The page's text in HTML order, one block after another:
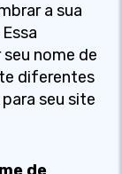
a sua
nome de
diferentes
seu site